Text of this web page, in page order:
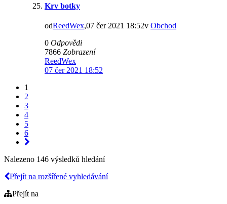
Krv botky
odReedWex,07 čer 2021 18:52v Obchod
0 Odpovědi
7866 Zobrazení
ReedWex
07 čer 2021 18:52
1
2
3
4
5
6
Nalezeno 146 výsledků hledání
Přejít na rozšířené vyhledávání
Přejít na